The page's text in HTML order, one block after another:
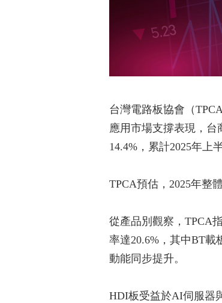
台灣電路板協會（
應用市場支撐表現，台
14.4%，累計2025年上
TPCA預估，2025年整
從產品別觀察，TPCA
率達20.6%，其中BT載
動能同步提升。
HDI板受益於AI伺服器